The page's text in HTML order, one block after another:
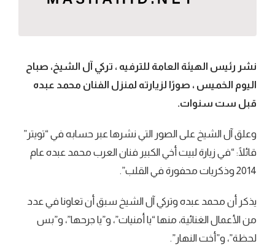
نشر رئيس الهيئة العامة للترفيه ، تركي آل الشيخ، صباح
اليوم الخميس ، صورًا لزيارته لمنزل الفنان محمد عبده
قبل ست سنوات.
وعلق آل الشيخ على الصور التي نشرها عبر حسابه في “تويتر”
قائلًا: “في زيارة لبيت أخي الكبير فنان العرب محمد عبده عام
2014 وذكريات محفورة في القلب”.
يذكر أن محمد عبده وتركي آل الشيخ سبق أن تعاونا في عدد
من الأعمال الغنائية، منها “يا أمنيات”، و”يا جرحها”، و”بس
لحظة”، و”أخت النهار”.